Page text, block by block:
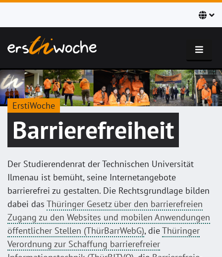
ErstiWoche
Barrierefreiheit
Der Studierendenrat der Technischen Universität
Ilmenau ist bemüht, seine Internetangebote
barrierefrei zu gestalten. Die Rechtsgrundlage bilden
dabei das Thüringer Gesetz über den barrierefreien
Zugang zu den Websites und mobilen Anwendungen
öffentlicher Stellen (ThürBarrWebG), dieThüringer
Verordnung zur Schaffung barrierefreier